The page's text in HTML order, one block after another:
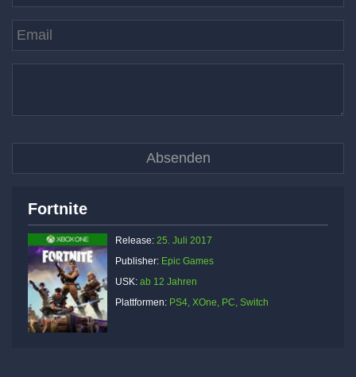
Fortnite
Release: 25. Juli 2017
Publisher: Epic Games
USK: ab 12 Jahren
Plattformen: PS4, XOne, PC, Switch